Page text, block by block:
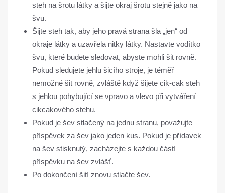
steh na šrotu látky a šijte okraj šrotu stejně jako na
švu.
Šijte steh tak, aby jeho pravá strana šla „jen“ od
okraje látky a uzavřela nitky látky. Nastavte vodítko
švu, které budete sledovat, abyste mohli šit rovně.
Pokud sledujete jehlu šicího stroje, je téměř
nemožné šit rovně, zvláště když šijete cik-cak steh
s jehlou pohybující se vpravo a vlevo při vytváření
cikcakového stehu.
Pokud je šev stlačený na jednu stranu, považujte
příspěvek za šev jako jeden kus. Pokud je přídavek
na šev stisknutý, zacházejte s každou částí
příspěvku na šev zvlášť.
Po dokončení šití znovu stlačte šev.